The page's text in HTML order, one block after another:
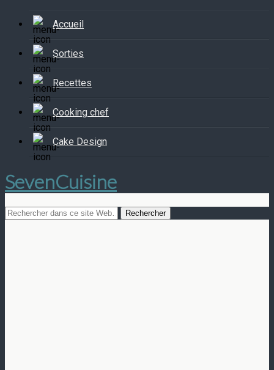
Accueil
Sorties
Recettes
Cooking chef
Cake Design
SevenCuisine